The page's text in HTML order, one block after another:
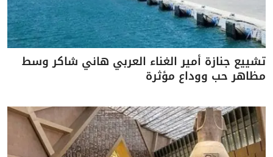
تشييع جنازة أمير الغناء العربي هاني شاكر وسط
مظاهر حب ووداع مؤثرة